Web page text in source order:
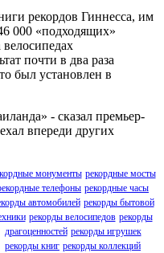
рекордов Гиннесса, им
000 «подходящих»
почти в два раза
был установлен в
- сказал премьер-
впереди других
монументы рекордные мосты
телефоны рекордные часы
автомобилей рекорды бытовой
рекорды велосипедов рекорды
драгоценностей рекорды игрушек
рекорды книг рекорды коллекций